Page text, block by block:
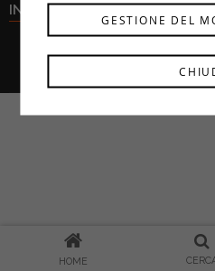
HOME
INFORMAZIONI
Ferramenta
GESTIONE DEL